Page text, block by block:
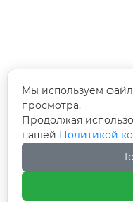
Мы используем
просмотра.
Продолжая
нашей Политикой